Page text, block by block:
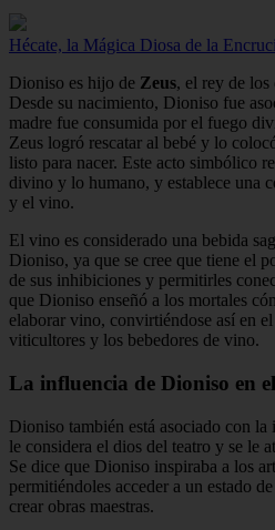
Hécate, la Mágica Diosa de la
Dioniso es hijo de Zeus, el rey de los
Desde su nacimiento, Dioniso fue
madre fue consumida por el fuego
Zeus logró rescatar al bebé y lo
listo para nacer. Este acto simbólico
divino y lo humano, y establece una
y el vino.
El vino es considerado una bebida
Dioniso, ya que se cree que tiene el
de sus inhibiciones y permitirles
que Dioniso enseñó a los mortales
elaborar vino, convirtiéndose así en
viticultores y los bebedores de vino.
La influencia de Dioniso en
Dioniso también está asociado con
le considera el dios del teatro y se le
Se dice que Dioniso inspiraba a los
permitiéndoles acceder a un estado
crear obras maestras.